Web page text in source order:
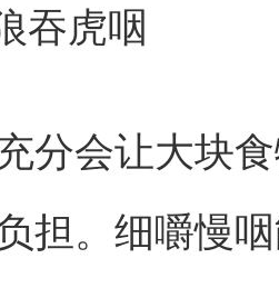
吞虎咽
分会让大块
担。细嚼慢